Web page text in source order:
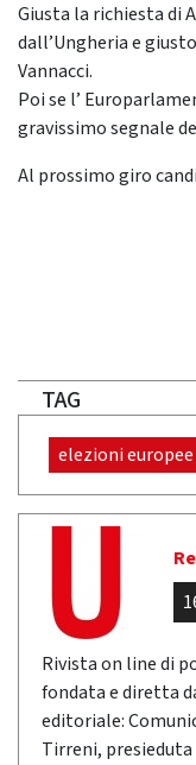
Giusta la richiesta di
dall’Ungheria e
Vannacci.
Poi se l’
gravissimo segnale
Al prossimo giro
TAG
elezioni europee
Rivista on line di
fondata e diretta
editoriale:
Tirreni,